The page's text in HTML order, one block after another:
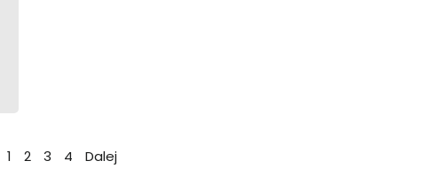
1 2 3 4 Dalej